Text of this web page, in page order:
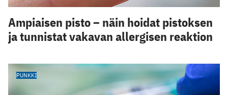
Ampiaisen pisto – näin hoidat pistoksen
ja tunnistat vakavan allergisen reaktion
PUNKKI